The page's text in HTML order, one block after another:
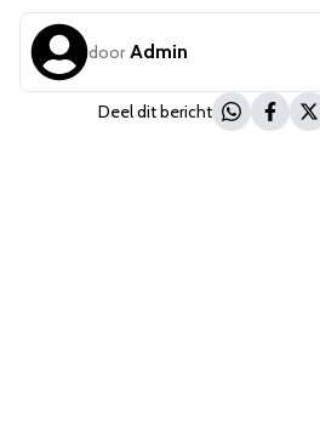
door Admin
Deel dit bericht